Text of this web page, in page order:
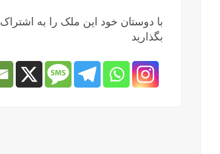
با دوستان خود این ملک را به اشتراک
بگذارید